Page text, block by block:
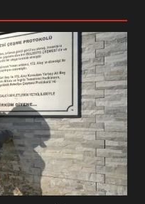
NASIL
İÇİN
GÖZLER
TÜRK BAHARATI
ETTİ?